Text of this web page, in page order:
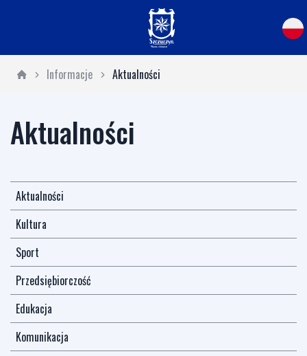
Informacje Aktualności
Aktualności
Aktualności
Kultura
Sport
Przedsiębiorczość
Edukacja
Komunikacja